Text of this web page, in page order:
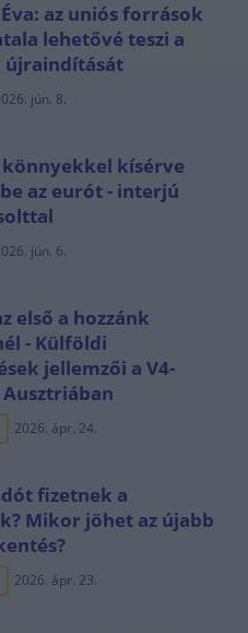
az uniós források
lehetővé teszi a
újraindítását
jún. 8.
könnyekkel kísérve
az eurót - interjú
jún. 6.
első a hozzánk
- Külföldi
jellemzői a V4-
2026. ápr. 24.
fizetnek a
Mikor jöhet az újabb
2026. ápr. 23.